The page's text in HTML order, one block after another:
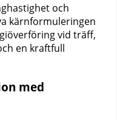
och
kärnformuleringen
vid träff,
en kraftfull
med